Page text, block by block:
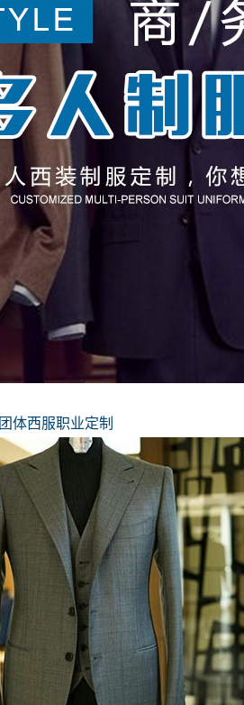
体西服职业定制